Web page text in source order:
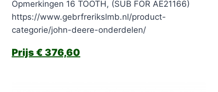
Opmerkingen 16 TOOTH, (SUB FOR AE21166)
https://www.gebrfrerikslmb.nl/product-
categorie/john-deere-onderdelen/
€ 376,60